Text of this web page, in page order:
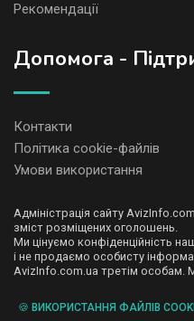
Рекомендації
Допомога -
Контакти
Політика cookie-файлів
Умови використання
Адміністрація сайту
зміст розміщених оголошень.
Ми цінуємо конфіденційність
і не продаємо особисту
AvizInfo.com.ua третім особам.
деяких сторінках нашого
Adsense Advertising Network.
🍪 ВИКОРИСТАННЯ ФАЙЛІВ